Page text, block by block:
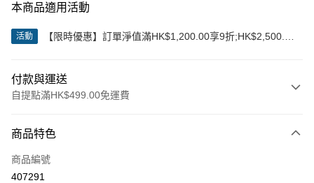
本商品適用活動
活動
【限時優惠】訂單淨值滿HK$1,200.00享9折;HK$2,500.00
付款與運送
自提點滿HK$499.00免運費
信用卡
Apple Pay
商品特色
商品編號
407291